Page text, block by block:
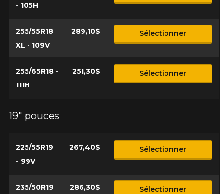
- 105H
255/55R18
XL - 109V
289,10$ Sélectionner
255/65R18 -
111H
251,30$ Sélectionner
19" pouces
225/55R19
- 99V
267,40$ Sélectionner
235/50R19
286,30$ Sélectionner